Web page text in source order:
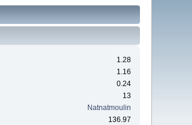
1.28
1.16
0.24
13
Natnatmoulin
136.97